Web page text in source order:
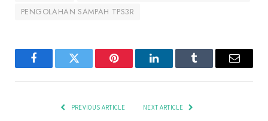
PENGOLAHAN SAMPAH TPS3R
FacebookTwitter Pinterest LinkedInTumblr Email
PREVIOUS ARTICLE NEXT ARTICLE